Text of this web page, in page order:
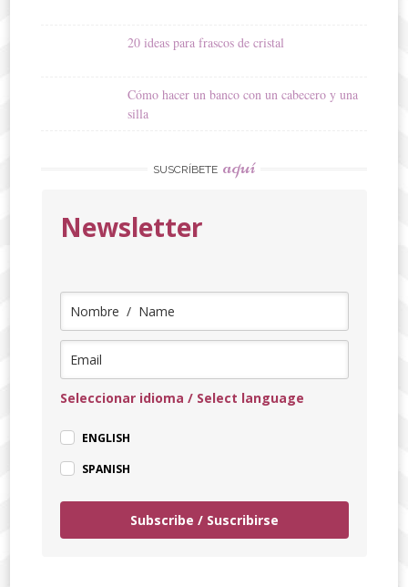
20 ideas para frascos de cristal
Cómo hacer un banco con un cabecero y una
silla
SUSCRÍBETE aquí
Newsletter
Seleccionar idioma / Select language
ENGLISH
SPANISH
Subscribe / Suscribirse